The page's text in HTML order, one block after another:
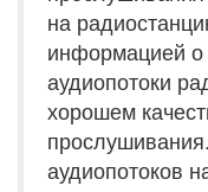
на
информацией о
аудиопотоки
хорошем
аудиопотоков